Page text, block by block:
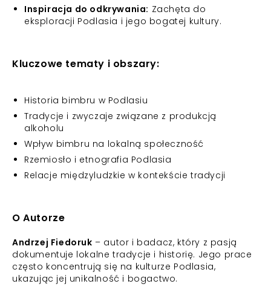
Inspiracja do odkrywania: Zachęta do
eksploracji Podlasia i jego bogatej kultury.
Kluczowe tematy i obszary:
Historia bimbru w Podlasiu
Tradycje i zwyczaje związane z produkcją
alkoholu
Wpływ bimbru na lokalną społeczność
Rzemiosło i etnografia Podlasia
Relacje międzyludzkie w kontekście tradycji
O Autorze
Andrzej Fiedoruk – autor i badacz, który z pasją
dokumentuje lokalne tradycje i historię. Jego prace
często koncentrują się na kulturze Podlasia,
ukazując jej unikalność i bogactwo.